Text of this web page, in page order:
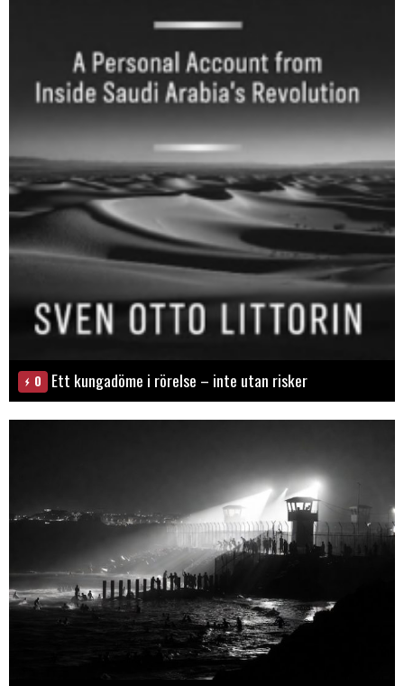
0 Ett kungadöme i rörelse – inte utan risker